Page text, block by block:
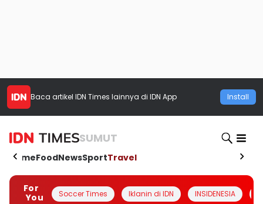
Baca artikel IDN Times lainnya di IDN App Install
SUMUT
HomeFoodNewsSportTravel
For
You
Soccer Times Iklanin di IDN INSIDENESIA